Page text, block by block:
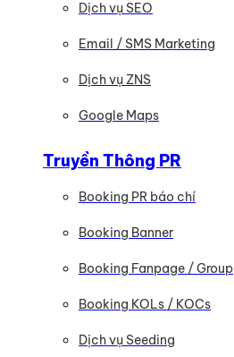
Dịch vụ SEO
Email / SMS Marketing
Dịch vụ ZNS
Google Maps
Truyền Thông PR
Booking PR báo chí
Booking Banner
Booking Fanpage / Group
Booking KOLs / KOCs
Dịch vụ Seeding